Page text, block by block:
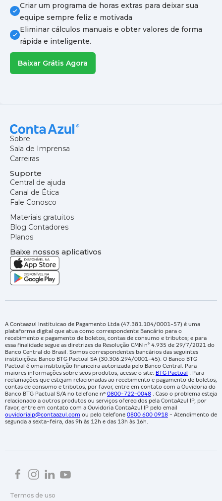
Criar um programa de horas extras para deixar sua
equipe sempre feliz e motivada
Eliminar cálculos manuais e obter valores de forma
rápida e inteligente.
Baixar Grátis Agora
Sobre
Sala de Imprensa
Carreiras
Suporte
Central de ajuda
Canal de Ética
Fale Conosco
Materiais gratuitos
Blog Contadores
Planos
Baixe nossos aplicativos
A Contaazul Instituicao de Pagamento Ltda (47.381.104/0001-57) é uma
plataforma digital que atua como correspondente Bancário para o
recebimento e pagamento de boletos, contas de consumo e tributos; e para
essa finalidade segue as diretrizes da Resolução CMN n° 4.935 de 29/7/2021 do
Banco Central do Brasil. Somos correspondentes bancários das seguintes
instituições: Banco BTG Pactual SA (30.306.294/0001-45). O Banco BTG
Pactual é uma instituição financeira autorizada pelo Banco Central. Para
maiores informações sobre seus produtos, acesse o site: BTG Pactual . Para
reclamações que estejam relacionadas ao recebimento e pagamento de boletos,
contas de consumo e tributos, por favor, entre em contato com a Ouvidoria do
Banco BTG Pactual S/A no telefone nº 0800-722-0048 . Caso o problema esteja
relacionado a outros produtos ou serviços oferecidos pela ContaAzul IP, por
favor, entre em contato com a Ouvidoria ContaAzul IP pelo email
ouvidoriaip@contaazul.com ou pelo telefone 0800 600 0918 - Atendimento de
segunda a sexta-feira, das 9h às 12h e das 13h às 16h.
Termos de uso